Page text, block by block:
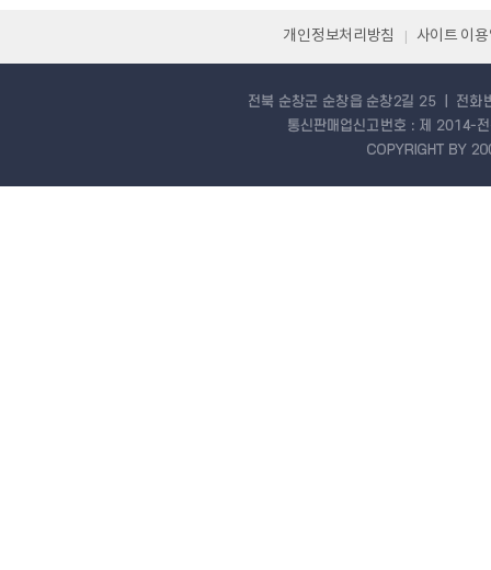
개인정보처리방침 사이트 이